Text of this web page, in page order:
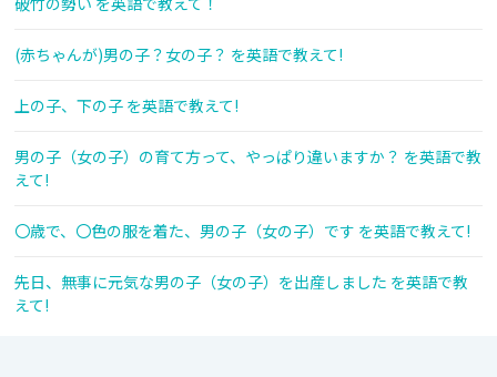
(赤ちゃんが)男の子？女の子？ を英語で教えて!
上の子、下の子 を英語で教えて!
男の子（女の子）の育て方って、やっぱり違いますか？ を英語で教
えて!
〇歳で、〇色の服を着た、男の子（女の子）です を英語で教えて!
先日、無事に元気な男の子（女の子）を出産しました を英語で教
えて!